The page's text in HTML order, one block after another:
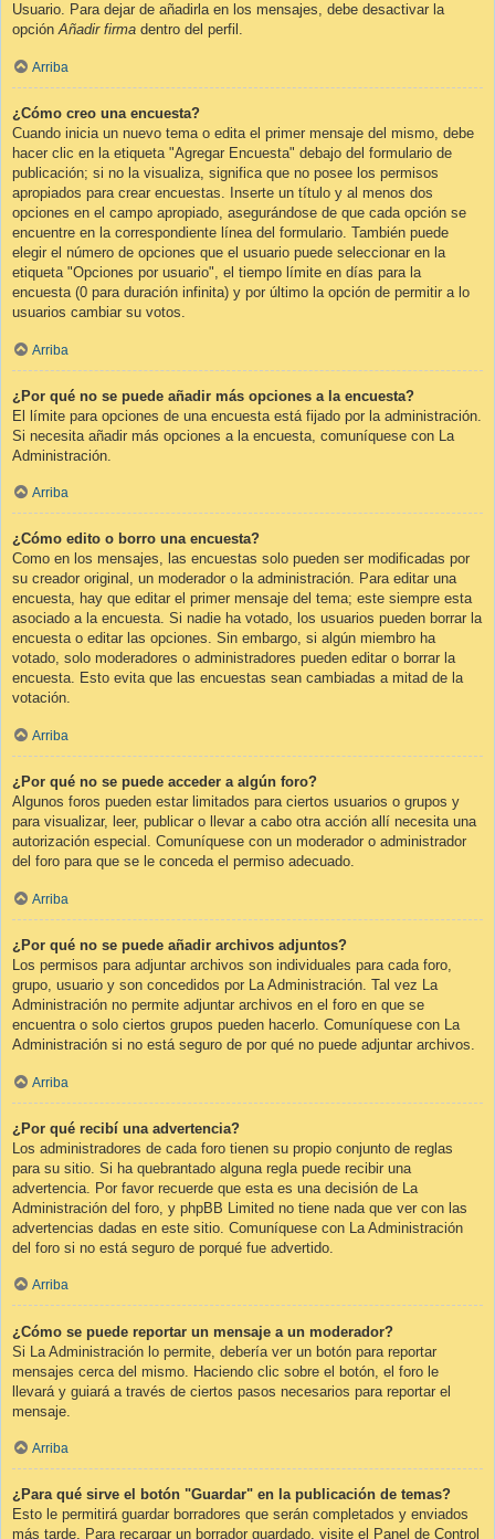
Usuario. Para dejar de añadirla en los mensajes, debe desactivar la
opciónAñadir firma dentro del perfil.
Arriba
¿Cómo creo una encuesta?
Cuando inicia un nuevo tema o edita el primer mensaje del mismo, debe
hacer clic en la etiqueta "Agregar Encuesta" debajo del formulario de
publicación; si no la visualiza, significa que no posee los permisos
apropiados para crear encuestas. Inserte un título y al menos dos
opciones en el campo apropiado, asegurándose de que cada opción se
encuentre en la correspondiente línea del formulario. También puede
elegir el número de opciones que el usuario puede seleccionar en la
etiqueta "Opciones por usuario", el tiempo límite en días para la
encuesta (0 para duración infinita) y por último la opción de permitir a lo
usuarios cambiar su votos.
Arriba
¿Por qué no se puede añadir más opciones a la encuesta?
El límite para opciones de una encuesta está fijado por la administración.
Si necesita añadir más opciones a la encuesta, comuníquese con La
Administración.
Arriba
¿Cómo edito o borro una encuesta?
Como en los mensajes, las encuestas solo pueden ser modificadas por
su creador original, un moderador o la administración. Para editar una
encuesta, hay que editar el primer mensaje del tema; este siempre esta
asociado a la encuesta. Si nadie ha votado, los usuarios pueden borrar la
encuesta o editar las opciones. Sin embargo, si algún miembro ha
votado, solo moderadores o administradores pueden editar o borrar la
encuesta. Esto evita que las encuestas sean cambiadas a mitad de la
votación.
Arriba
¿Por qué no se puede acceder a algún foro?
Algunos foros pueden estar limitados para ciertos usuarios o grupos y
para visualizar, leer, publicar o llevar a cabo otra acción allí necesita una
autorización especial. Comuníquese con un moderador o administrador
del foro para que se le conceda el permiso adecuado.
Arriba
¿Por qué no se puede añadir archivos adjuntos?
Los permisos para adjuntar archivos son individuales para cada foro,
grupo, usuario y son concedidos por La Administración. Tal vez La
Administración no permite adjuntar archivos en el foro en que se
encuentra o solo ciertos grupos pueden hacerlo. Comuníquese con La
Administración si no está seguro de por qué no puede adjuntar archivos.
Arriba
¿Por qué recibí una advertencia?
Los administradores de cada foro tienen su propio conjunto de reglas
para su sitio. Si ha quebrantado alguna regla puede recibir una
advertencia. Por favor recuerde que esta es una decisión de La
Administración del foro, y phpBB Limited no tiene nada que ver con las
advertencias dadas en este sitio. Comuníquese con La Administración
del foro si no está seguro de porqué fue advertido.
Arriba
¿Cómo se puede reportar un mensaje a un moderador?
Si La Administración lo permite, debería ver un botón para reportar
mensajes cerca del mismo. Haciendo clic sobre el botón, el foro le
llevará y guiará a través de ciertos pasos necesarios para reportar el
mensaje.
Arriba
¿Para qué sirve el botón "Guardar" en la publicación de temas?
Esto le permitirá guardar borradores que serán completados y enviados
más tarde. Para recargar un borrador guardado, visite el Panel de Control